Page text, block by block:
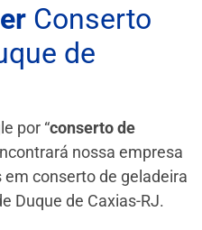
Conserto
de
por “conserto de
nossa empresa
conserto de geladeira
Duque de Caxias-RJ.